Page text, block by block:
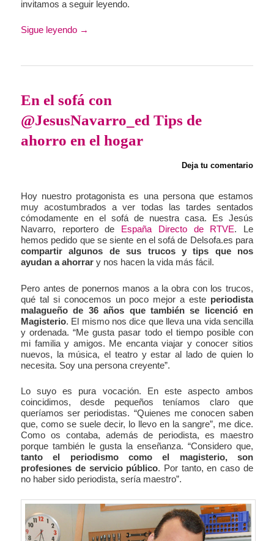
invitamos a seguir leyendo.
Sigue leyendo →
En el sofá con
@JesusNavarro_ed Tips de
ahorro en el hogar
Deja tu comentario
Hoy nuestro protagonista es una persona que estamos
muy acostumbrados a ver todas las tardes sentados
cómodamente en el sofá de nuestra casa. Es Jesús
Navarro, reportero de España Directo de RTVE. Le
hemos pedido que se siente en el sofá de Delsofa.es para
compartir algunos de sus trucos y tips que nos
ayudan a ahorrar y nos hacen la vida más fácil.
Pero antes de ponernos manos a la obra con los trucos,
qué tal si conocemos un poco mejor a este periodista
malagueño de 36 años que también se licenció en
Magisterio. El mismo nos dice que lleva una vida sencilla
y ordenada. “Me gusta pasar todo el tiempo posible con
mi familia y amigos. Me encanta viajar y conocer sitios
nuevos, la música, el teatro y estar al lado de quien lo
necesita. Soy una persona creyente”.
Lo suyo es pura vocación. En este aspecto ambos
coincidimos, desde pequeños teníamos claro que
queríamos ser periodistas. “Quienes me conocen saben
que, como se suele decir, lo llevo en la sangre”, me dice.
Como os contaba, además de periodista, es maestro
porque también le gusta la enseñanza. “Considero que,
tanto el periodismo como el magisterio, son
profesiones de servicio público. Por tanto, en caso de
no haber sido periodista, sería maestro”.